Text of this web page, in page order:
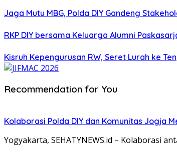
Jaga Mutu MBG, Polda DIY Gandeng
RKP DIY bersama Keluarga Alumni
Kisruh Kepengurusan RW, Seret Lurah ke
Recommendation for You
Kolaborasi Polda DIY dan Komunitas Jogja
Yogyakarta, SEHATYNEWS.id – Kolaborasi